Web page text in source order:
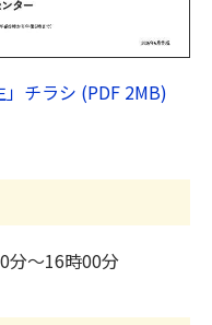
チラシ (PDF 2MB)
分～16時00分